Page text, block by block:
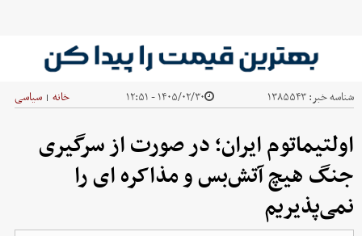
شناسه خبر:۱۳۸۵۵۴۳ ۱۴۰۵/۰۲/۳۰ - ۱۲:۵۱ خانه | سیاسی
اولتیماتوم ایران؛ در صورت از سرگیری
جنگ هیچ آتش‌بس و مذاکره ای را
نمی‌پذیریم